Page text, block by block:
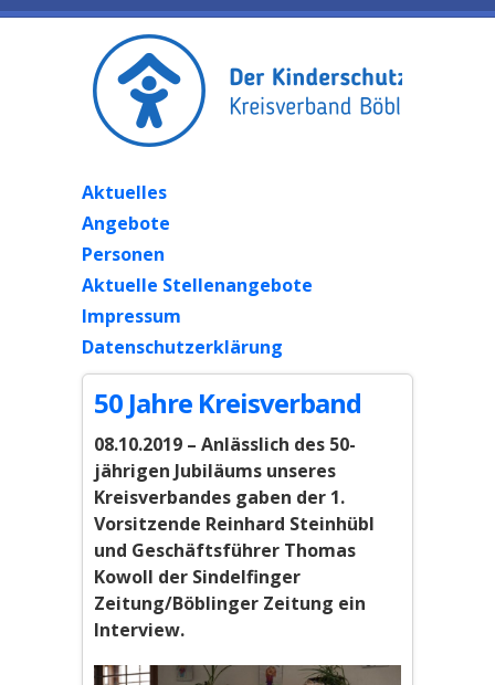
Aktuelles
Angebote
Personen
Aktuelle Stellenangebote
Impressum
Datenschutzerklärung
50 Jahre Kreisverband
08.10.2019 – Anlässlich des 50-
jährigen Jubiläums unseres
Kreisverbandes gaben der 1.
Vorsitzende Reinhard Steinhübl
und Geschäftsführer Thomas
Kowoll der Sindelfinger
Zeitung/Böblinger Zeitung ein
Interview.